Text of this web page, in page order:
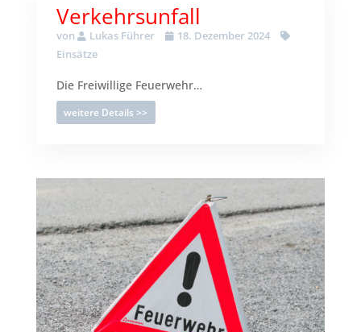
Verkehrsunfall
von Lukas Führer
18. Dezember 2024
Einsätze
Die Freiwillige Feuerwehr…
weitere Details >>